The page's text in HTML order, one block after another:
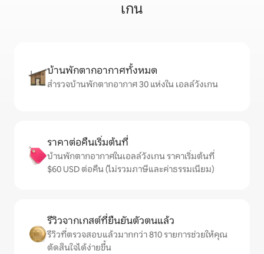
เกน
บ้านพักตากอากาศทั้งหมด
สำรวจบ้านพักตากอากาศ 30 แห่งใน เอลล์วังเกน
ราคาต่อคืนเริ่มต้นที่
บ้านพักตากอากาศในเอลล์วังเกน ราคาเริ่มต้นที่
$60 USD ต่อคืน (ไม่รวมภาษีและค่าธรรมเนียม)
รีวิวจากเกสต์ที่ยืนยันตัวตนแล้ว
รีวิวที่ตรวจสอบแล้วมากกว่า 810 รายการช่วยให้คุณ
ตัดสินใจได้ง่ายขึ้น